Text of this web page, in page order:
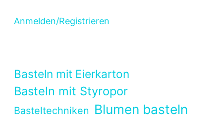
Anmelden/Registrieren
Basteln mit Eierkarton
Basteln mit Styropor
Basteltechniken Blumen basteln